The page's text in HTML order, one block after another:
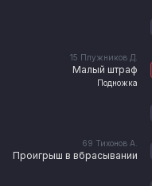
15 Плужников Д.
Малый штраф
Подножка
69 Тихонов А.
Проигрыш в вбрасывании